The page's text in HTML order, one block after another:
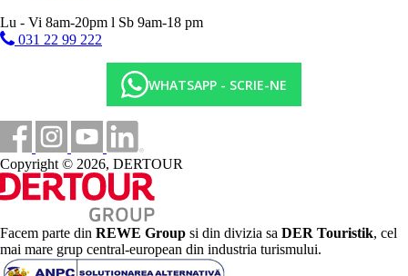
O gustare usoara in timpul zilei
Cafea de dupa-amiaza, ceai si desert
(09.00-24.00)
1x per sejur posibilitate de cina intr-un restaurant oriental a
la carte (necesita rezervare)
Site web
https://www.h10hotels.com/en/tenerife-hotels/h10-costa-adeje-
palace
Wellness
Centrul Spa Despacio
Contra cost: piscina interioara incalzita, jacuzzi, sauna, baie
Lu - Vi 8am-20pm l Sb 9am-18 pm
031 22 99 222
WHATSAPP - SCRIE-NE
Copyright © 2026, DERTOUR
Facem parte din REWE Group si din divizia sa DER Touristik, cel
mai mare grup central-european din industria turismului.